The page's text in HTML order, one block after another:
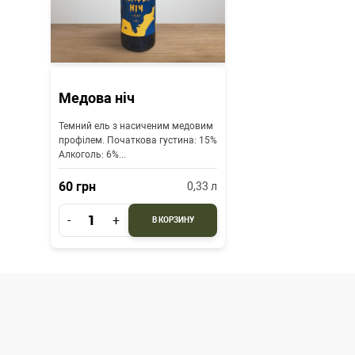
Медова ніч
Темний ель з насиченим медовим
профілем. Початкова густина: 15%
Алкоголь: 6%...
60 грн 0,33 л
- + В КОРЗИНУ